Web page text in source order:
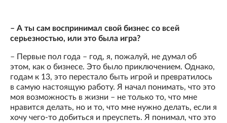
– А ты сам воспринимал свой бизнес со всей
серьезностью, или это была игра?
– Первые пол года – год, я, пожалуй, не думал об
этом, как о бизнесе. Это было приключением. Однако,
годам к 13, это перестало быть игрой и превратилось
в самую настоящую работу. Я начал понимать, что это
моя возможность в жизни – не только то, что мне
нравится делать, но и то, что мне нужно делать, если я
хочу чего-то добиться и преуспеть. Я понимал, что это